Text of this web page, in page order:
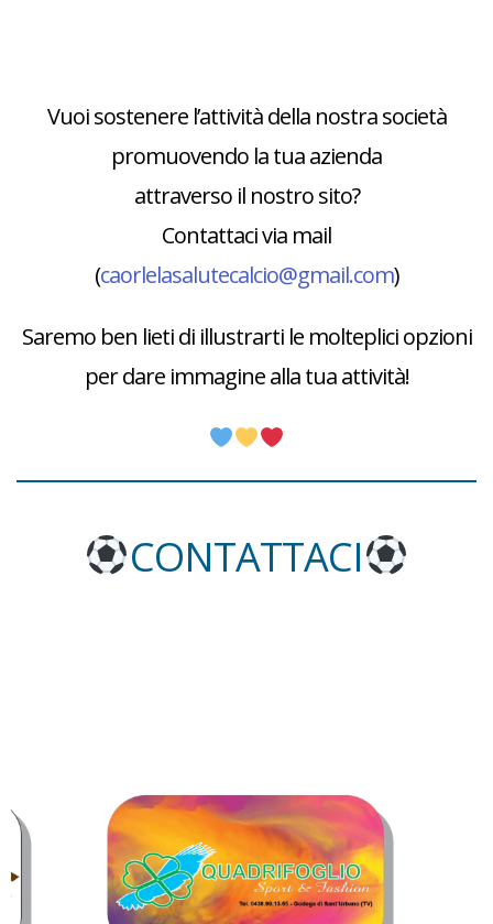
Vuoi sostenere l’attività della nostra società
promuovendo la tua azienda
attraverso il nostro sito?
Contattaci via mail
(caorlelasalutecalcio@gmail.com)
Saremo ben lieti di illustrarti le molteplici opzioni
per dare immagine alla tua attività!
CONTATTACI